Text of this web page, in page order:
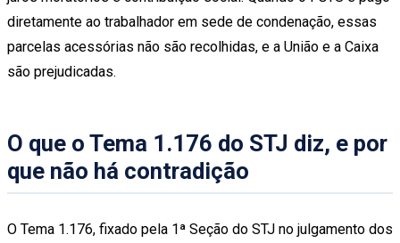
diretamente ao trabalhador em sede de condenação, essas
parcelas acessórias não são recolhidas, e a União e a Caixa
são prejudicadas.
O que o Tema 1.176 do STJ diz, e por
que não há contradição
O Tema 1.176, fixado pela 1ª Seção do STJ no julgamento dos